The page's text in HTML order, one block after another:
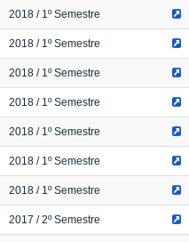
2018 / 1º Semestre
2018 / 1º Semestre
2018 / 1º Semestre
2018 / 1º Semestre
2018 / 1º Semestre
2018 / 1º Semestre
2018 / 1º Semestre
2017 / 2º Semestre